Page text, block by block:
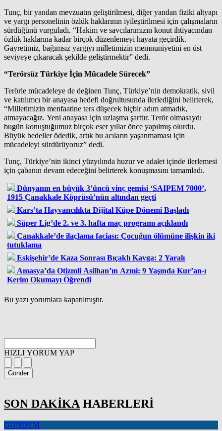
Tunç, bir yandan mevzuatın geliştirilmesi, diğer yandan fiziki altyapı
ve yargı personelinin özlük haklarının iyileştirilmesi için çalışmaların
sürdüğünü vurguladı. “Hakim ve savcılarımızın konut ihtiyacından
özlük haklarına kadar birçok düzenlemeyi hayata geçirdik.
Gayretimiz, bağımsız yargıyı milletimizin memnuniyetini en üst
seviyeye çıkaracak şekilde geliştirmektir” dedi.
“Terörsüz Türkiye İçin Mücadele Sürecek”
Terörle mücadeleye de değinen Tunç, Türkiye’nin demokratik, sivil
ve katılımcı bir anayasa hedefi doğrultusunda ilerlediğini belirterek,
“Milletimizin menfaatine ters düşecek hiçbir adım atmadık,
atmayacağız. Yeni anayasa için uzlaşma şarttır. Terör olmasaydı
bugün konuştuğumuz birçok eser yıllar önce yapılmış olurdu.
Büyük bedeller ödedik, artık bu acıların yaşanmaması için
mücadeleyi sürdürüyoruz” dedi.
Tunç, Türkiye’nin ikinci yüzyılında huzur ve adalet içinde ilerlemesi
için çabanın devam edeceğini belirterek konuşmasını tamamladı.
Dünyanın en büyük 3’üncü vinç gemisi ‘SAIPEM 7000’,
1915 Çanakkale Köprüsü’nün altından geçti
Kars’ta Hayvancılıkta Dijital Küpe Dönemi Başladı
Süper Lig’de 2. ve 3. hafta maç programı açıklandı
Çanakkale’de ilaçlama faciası: Çocuğun ölümüne ilişkin iki
tutuklama
Eskişehir’de Kaza Sonrası Bıçaklı Kavga: 2 Yaralı
Amasya’da Otizmli Asilhan’ın Azmi: 9 Yaşında Kur’an-ı
Kerim Okumayı Öğrendi
Bu yazı yorumlara kapatılmıştır.
HIZLI YORUM YAP
Gönder
SON DAKİKA HABERLERİ
GÜNDEM